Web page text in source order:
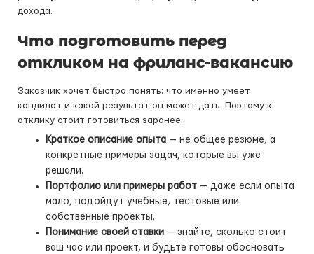
дохода.
Что подготовить перед
откликом на фриланс-вакансию
Заказчик хочет быстро понять: что именно умеет
кандидат и какой результат он может дать. Поэтому к
отклику стоит готовиться заранее.
Краткое описание опыта — не общее резюме, а
конкретные примеры задач, которые вы уже
решали.
Портфолио или примеры работ — даже если опыта
мало, подойдут учебные, тестовые или
собственные проекты.
Понимание своей ставки — знайте, сколько стоит
ваш час или проект, и будьте готовы обосновать